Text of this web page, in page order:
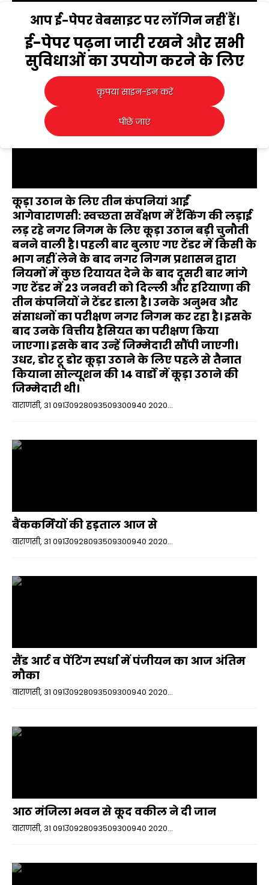
आप ई-पेपर वेबसाइट पर लॉगिन नहीं हैं।
ई-पेपर पढ़ना जारी रखने और सभी
सुविधाओं का उपयोग करने के लिए
कृपया साइन-इन करें
पीछे जाएं
आर्टिफिशियल इंटेलीजेंस से अवसाद पर होगा वार
वाराणसी, 31 091उ0928093509300940 2020...
कूड़ा उठान के लिए तीन कंपनियां आईं
आगेवाराणसी: स्वच्छता सर्वेक्षण में रैंकिंग की लड़ाई
लड़ रहे नगर निगम के लिए कूड़ा उठान बड़ी चुनौती
बनने वाली है। पहली बार बुलाए गए टेंडर में किसी के
भाग नहीं लेने के बाद नगर निगम प्रशासन द्वारा
नियमों में कुछ रियायत देने के बाद दूसरी बार मांगे
गए टेंडर में 23 जनवरी को दिल्ली और हरियाणा की
तीन कंपनियों ने टेंडर डाला है। उनके अनुभव और
संसाधनों का परीक्षण नगर निगम कर रहा है। इसके
बाद उनके वित्तीय हैसियत का परीक्षण किया
जाएगा। इसके बाद उन्हें जिम्मेदारी सौंपी जाएगी।
उधर, डोर टू डोर कूड़ा उठाने के लिए पहले से तैनात
कियाना सोल्यूशन की 14 वार्डो में कूड़ा उठाने की
जिम्मेदारी थी।
वाराणसी, 31 091उ0928093509300940 2020...
बैंककर्मियों की हड़ताल आज से
वाराणसी, 31 091उ0928093509300940 2020...
सैंड आर्ट व पेंटिंग स्पर्धा में पंजीयन का आज अंतिम
मौका
वाराणसी, 31 091उ0928093509300940 2020...
आठ मंजिला भवन से कूद वकील ने दी जान
वाराणसी, 31 091उ0928093509300940 2020...